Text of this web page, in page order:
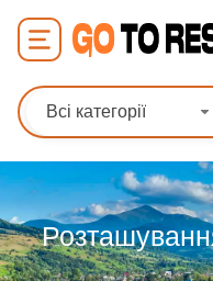
Всі категорії